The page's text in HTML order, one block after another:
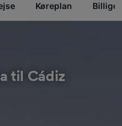
Køreplan Billige
til Cádiz